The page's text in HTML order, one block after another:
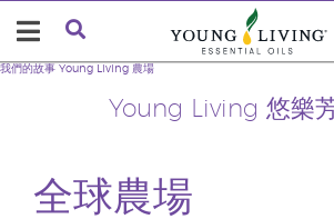
Young Living 悠樂
我們的故事 Young Living 農場
全球農場